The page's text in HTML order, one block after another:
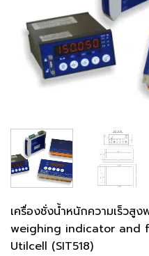
เครื่องชั่งน้ำหนักความเร็ว
weighing indicator and
Utilcell (SIT518)